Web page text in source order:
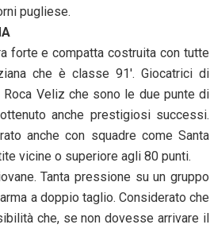
pugliese.
forte e compatta costruita con tutte
che è classe 91'. Giocatrici di
Veliz che sono le due punte di
anche prestigiosi successi.
anche con squadre come Santa
vicine o superiore agli 80 punti.
Tanta pressione su un gruppo
a doppio taglio. Considerato che
che, se non dovesse arrivare il